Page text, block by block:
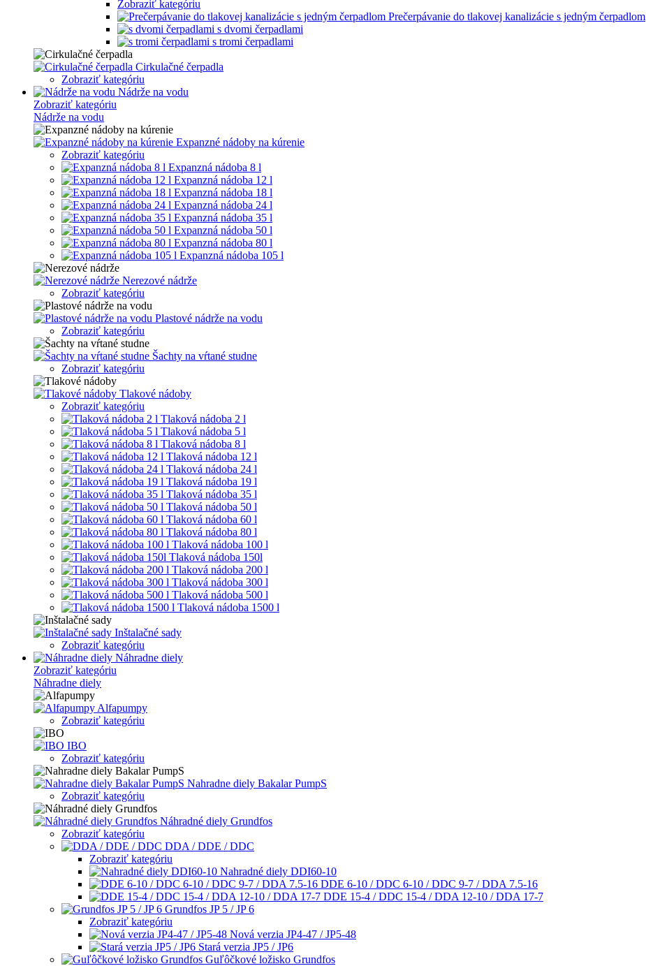
Zobraziť kategóriu
Prečerpávanie do tlakovej kanalizácie s jedným čerpadlom
s dvomi čerpadlami
s tromi čerpadlami
Cirkulačné čerpadla
Zobraziť kategóriu
Nádrže na vodu
Zobraziť kategóriu
Nádrže na vodu
Expanzné nádoby na kúrenie
Zobraziť kategóriu
Expanzná nádoba 8 l
Expanzná nádoba 12 l
Expanzná nádoba 18 l
Expanzná nádoba 24 l
Expanzná nádoba 35 l
Expanzná nádoba 50 l
Expanzná nádoba 80 l
Expanzná nádoba 105 l
Nerezové nádrže
Zobraziť kategóriu
Plastové nádrže na vodu
Zobraziť kategóriu
Šachty na vŕtané studne
Zobraziť kategóriu
Tlakové nádoby
Zobraziť kategóriu
Tlaková nádoba 2 l
Tlaková nádoba 5 l
Tlaková nádoba 8 l
Tlaková nádoba 12 l
Tlaková nádoba 24 l
Tlaková nádoba 19 l
Tlaková nádoba 35 l
Tlaková nádoba 50 l
Tlaková nádoba 60 l
Tlaková nádoba 80 l
Tlaková nádoba 100 l
Tlaková nádoba 150l
Tlaková nádoba 200 l
Tlaková nádoba 300 l
Tlaková nádoba 500 l
Tlaková nádoba 1500 l
Inštalačné sady
Zobraziť kategóriu
Náhradne diely
Zobraziť kategóriu
Náhradne diely
Alfapumpy
Zobraziť kategóriu
IBO
Zobraziť kategóriu
Nahradne diely Bakalar PumpS
Zobraziť kategóriu
Náhradné diely Grundfos
Zobraziť kategóriu
DDA / DDE / DDC
Zobraziť kategóriu
Nahradné diely DDI60-10
DDE 6-10 / DDC 6-10 / DDC 9-7 / DDA 7.5-16
DDE 15-4 / DDC 15-4 / DDA 12-10 / DDA 17-7
Grundfos JP 5 / JP 6
Zobraziť kategóriu
Nová verzia JP4-47 / JP5-48
Stará verzia JP5 / JP6
Guľôčkové ložisko Grundfos